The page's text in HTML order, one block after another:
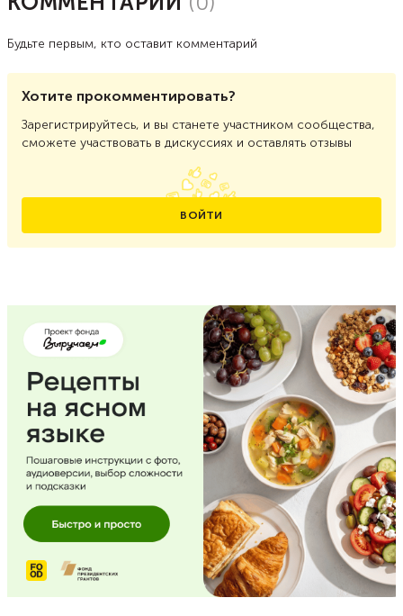
Будьте первым, кто оставит комментарий
Хотите прокомментировать?
Зарегистрируйтесь, и вы станете участником сообщества,
сможете участвовать в дискуссиях и оставлять отзывы
ВОЙТИ